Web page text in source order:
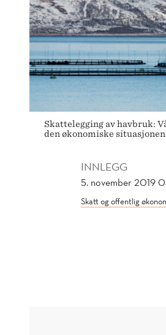
Skattelegging av havbruk:
den økonomiske
INNLEGG
5. november 2019
Skatt og offentlig